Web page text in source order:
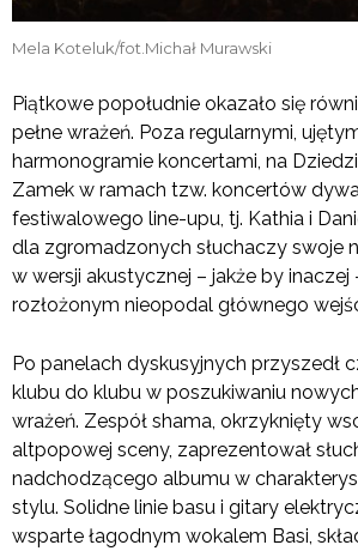
Mela Koteluk/fot.Michał Murawski
Piątkowe popołudnie okazało się
pełne wrażeń. Poza regularnymi,
harmonogramie koncertami, na
Zamek w ramach tzw. koncertów
festiwalowego line-upu, tj. Kathia i
dla zgromadzonych słuchaczy swoje
w wersji akustycznej – jakże by inaczej
rozłożonym nieopodal głównego
Po panelach dyskusyjnych przyszedł
klubu do klubu w poszukiwaniu
wrażeń. Zespół shama, okrzyknięty
altpopowej sceny, zaprezentował
nadchodzącego albumu w
stylu. Solidne linie basu i gitary
wsparte łagodnym wokalem Basi,